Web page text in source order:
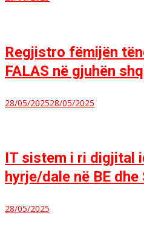
Regjistro fëmijën
FALAS në gjuhën
28/05/202528/05/2025
IT sistem i ri digjital
hyrje/dale në BE dhe
28/05/2025